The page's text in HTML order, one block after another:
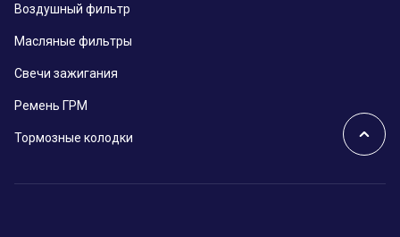
Воздушный фильтр
Масляные фильтры
Свечи зажигания
Ремень ГРМ
Тормозные колодки